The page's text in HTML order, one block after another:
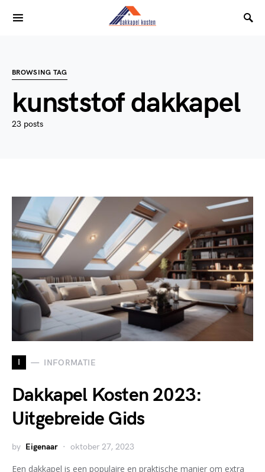
BROWSING TAG
kunststof dakkapel
23 posts
I INFORMATIE
Dakkapel Kosten 2023:
Uitgebreide Gids
by Eigenaar oktober 27, 2023
Een dakkapel is een populaire en praktische manier om extra